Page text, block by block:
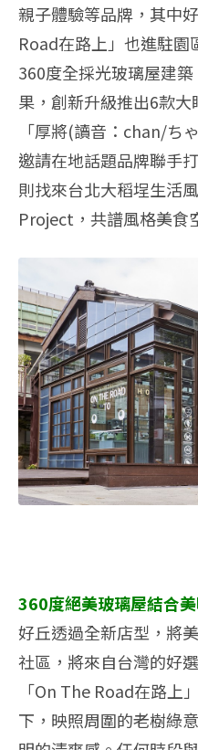
親子體驗等品牌，其中
Road在路上」也進駐園
360度全採光玻璃屋建
果，創新升級推出6款
「厚將(讀音：chan/ち
邀請在地話題品牌聯手
則找來台北大稻埕生活
Project，共譜風格美食
360度絕美玻璃屋結合
好丘透過全新店型，將
社區，將來自台灣的好
「On The Road在路上
下，映照周圍的老樹綠